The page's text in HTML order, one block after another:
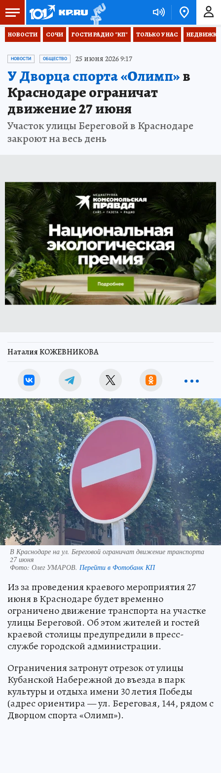
НОВОСТИ СОЧИ ГОСТИ РАДИО "КП" ТОЛЬКО У НАС НЕДВИЖКА
НОВОСТИ ОБЩЕСТВО 25 июня 2026 9:17
У Дворца спорта «Олимп»в
Краснодаре ограничат
движение 27 июня
Участок улицы Береговой в Краснодаре
закроют на весь день
Наталия КОЖЕВНИКОВА
В Краснодаре на ул. Береговой ограничат движение транспорта
27 июня
Фото: Олег УМАРОВ. Перейти в Фотобанк КП
Из за проведения краевого мероприятия 27
июня в Краснодаре будет временно
ограничено движение транспорта на участке
улицы Береговой. Об этом жителей и гостей
краевой столицы предупредили в пресс-
службе городской администрации.
Ограничения затронут отрезок от улицы
Кубанской Набережной до въезда в парк
культуры и отдыха имени 30 летия Победы
(адрес ориентира — ул. Береговая, 144, рядом с
Дворцом спорта «Олимп»).